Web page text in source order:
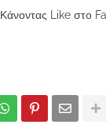
Κάνοντας Like στο